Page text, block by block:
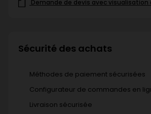
Demande de devis avec
Sécurité des achats
Méthodes de paiement sécurisées
Configurateur de commandes en
Livraison sécurisée